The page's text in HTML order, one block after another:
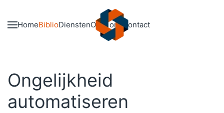
Skip to main content
HomeBiblioDienstenOver onsContact
Ongelijkheid
automatiseren